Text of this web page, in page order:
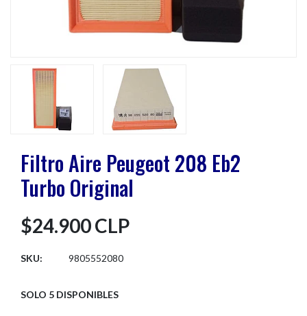
Filtro Aire Peugeot 208 Eb2
Turbo Original
$24.900 CLP
SKU: 9805552080
SOLO 5 DISPONIBLES